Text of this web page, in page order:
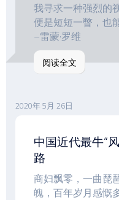
我寻求一种强烈的
便是短短一瞥，也
–雷蒙·罗维
阅读全文
2020年 5月 26日
中国近代最牛“
路
商妇飘零，一曲琵
魄，百年岁月感慨